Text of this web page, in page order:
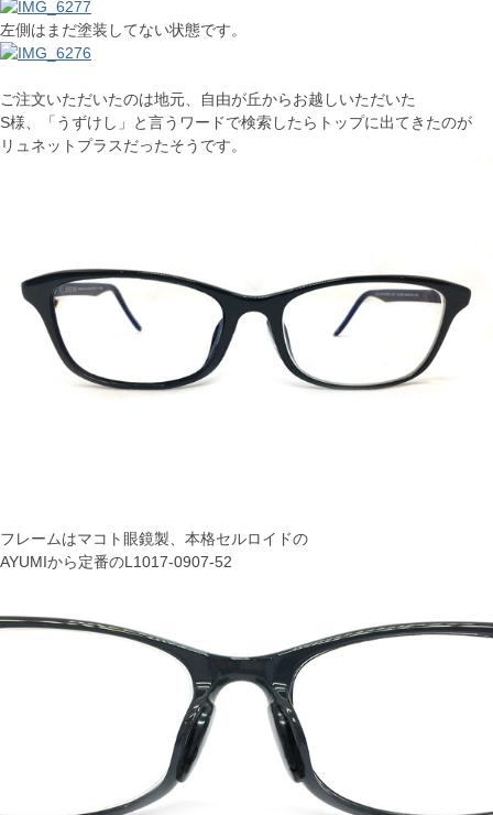
左側はまだ塗装してない状態です。
ご注文いただいたのは地元、自由が丘からお越しいただいた
S様、「うずけし」と言うワードで検索したらトップに出てきたのが
リュネットプラスだったそうです。
フレームはマコト眼鏡製、本格セルロイドの
AYUMIから定番のL1017-0907-52